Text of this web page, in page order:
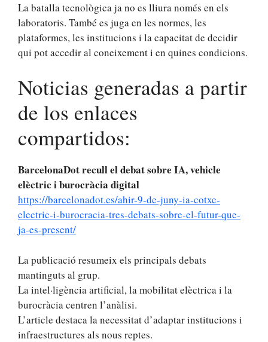
La batalla tecnològica ja no es lliura només en els
laboratoris. També es juga en les normes, les
plataformes, les institucions i la capacitat de decidir
qui pot accedir al coneixement i en quines condicions.
Noticias generadas a partir
de los enlaces
compartidos:
BarcelonaDot recull el debat sobre IA, vehicle
elèctric i burocràcia digital
https://barcelonadot.es/ahir-9-de-juny-ia-cotxe-
electric-i-burocracia-tres-debats-sobre-el-futur-que-
ja-es-present/
La publicació resumeix els principals debats
mantinguts al grup.
La intel·ligència artificial, la mobilitat elèctrica i la
burocràcia centren l’anàlisi.
L’article destaca la necessitat d’adaptar institucions i
infraestructures als nous reptes.